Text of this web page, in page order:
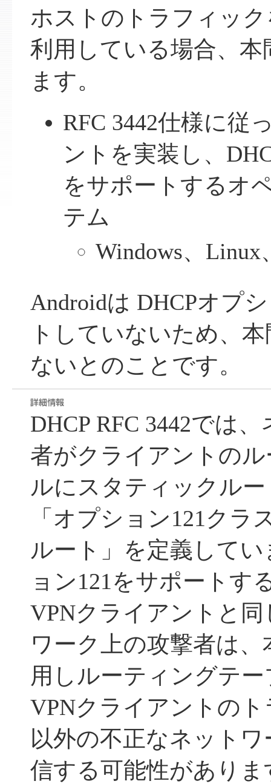
ホストのトラフィッ
利用している場合、
ます。
RFC 3442仕様に従
ントを実装し、
をサポートするオ
テム
Windows、Linux
Androidは DHCPオプ
トしていないため、
ないとのことです。
DHCP RFC 3442では
者がクライアントの
ルにスタティックル
「オプション121クラ
ルート」を定義して
ョン121をサポートす
VPNクライアントと
ワーク上の攻撃者は
用しルーティングテ
VPNクライアントの
以外の不正なネット
信する可能性がありま